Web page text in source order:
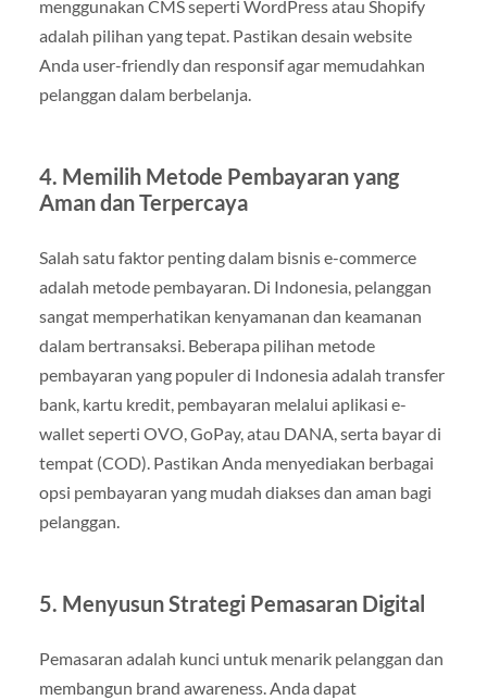
menggunakan CMS seperti WordPress atau Shopify
adalah pilihan yang tepat. Pastikan desain website
Anda user-friendly dan responsif agar memudahkan
pelanggan dalam berbelanja.
4. Memilih Metode Pembayaran yang
Aman dan Terpercaya
Salah satu faktor penting dalam bisnis e-commerce
adalah metode pembayaran. Di Indonesia, pelanggan
sangat memperhatikan kenyamanan dan keamanan
dalam bertransaksi. Beberapa pilihan metode
pembayaran yang populer di Indonesia adalah transfer
bank, kartu kredit, pembayaran melalui aplikasi e-
wallet seperti OVO, GoPay, atau DANA, serta bayar di
tempat (COD). Pastikan Anda menyediakan berbagai
opsi pembayaran yang mudah diakses dan aman bagi
pelanggan.
5. Menyusun Strategi Pemasaran Digital
Pemasaran adalah kunci untuk menarik pelanggan dan
membangun brand awareness. Anda dapat